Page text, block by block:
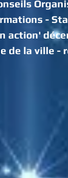
ations -
action'
de la ville -